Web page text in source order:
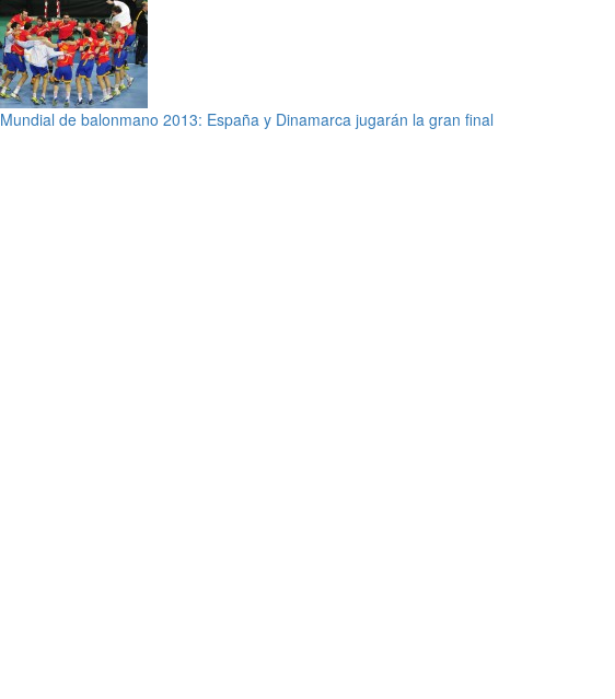
Mundial de balonmano 2013: España y Dinamarca jugarán la gran final